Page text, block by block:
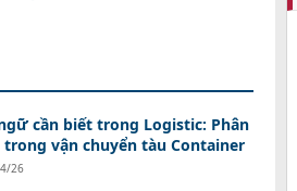
cần biết trong Logistic: Phân
trong vận chuyển tàu Container
26